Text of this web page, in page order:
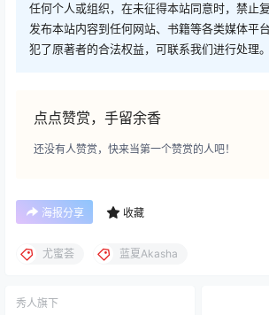
任何个人或组织，在未征得本站同意时，禁止
发布本站内容到任何网站、书籍等各类媒体平
犯了原著者的合法权益，可联系我们进行处理。
点点赞赏，手留余香
还没有人赞赏，快来当第一个赞赏的人吧！
海报分享 收藏
尤蜜荟 蓝夏Akasha
秀人旗下